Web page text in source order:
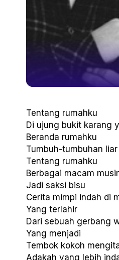
Tentang rumahku
Di ujung bukit karang
Beranda rumahku
Tumbuh-tumbuhan
Tentang rumahku
Berbagai macam
Jadi saksi bisu
Cerita mimpi indah di
Yang terlahir
Dari sebuah gerbang
Yang menjadi
Tembok kokoh
Adakah yang lebih